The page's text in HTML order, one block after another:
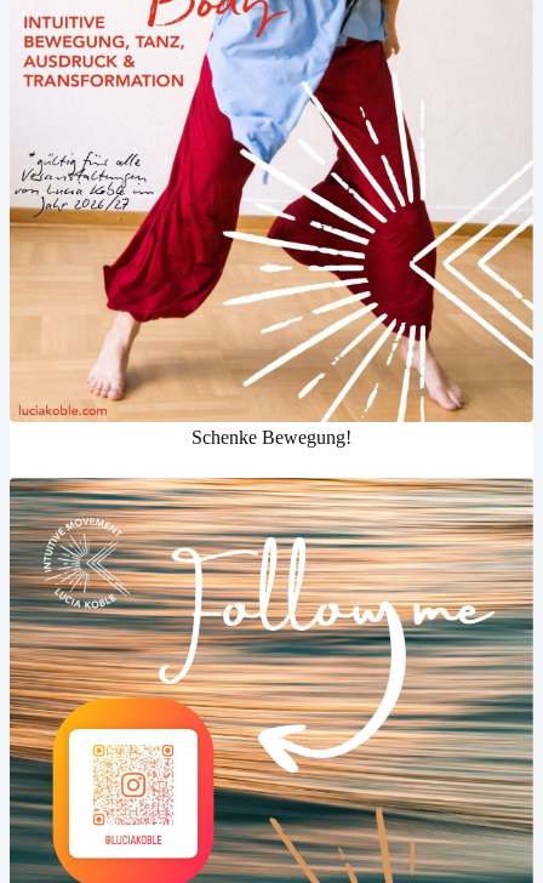
Schenke Bewegung!